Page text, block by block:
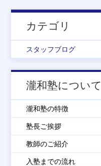
カテゴリ
スタッフブログ
瀧和塾について
瀧和塾の特徴
塾長ご挨拶
教師のご紹介
入塾までの流れ